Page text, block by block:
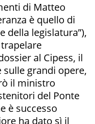
di Matteo
è quello di
della legislatura”),
al Cipess, il
grandi opere,
il ministro
del Ponte
è successo
ha dato sì il